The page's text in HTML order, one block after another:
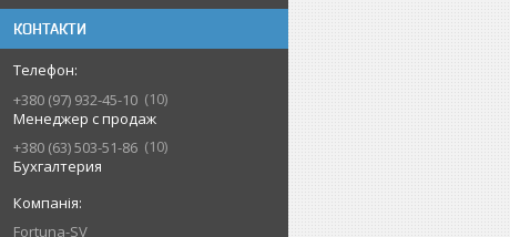
КОНТАКТИ
+380 (97) 932-45-10
10
Менеджер с продаж
+380 (63) 503-51-86
10
Бухгалтерия
Fortuna-SV